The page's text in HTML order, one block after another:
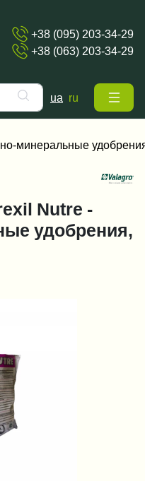
+38 (095) 203-34-29
+38 (063) 203-34-29
ua ru
минеральные
Nutre -
удобрения,